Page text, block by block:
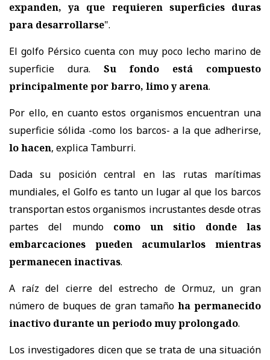
expanden, ya que requieren superficies duras
para desarrollarse".
El golfo Pérsico cuenta con muy poco lecho marino de
superficie dura. Su fondo está compuesto
principalmente por barro, limo y arena.
Por ello, en cuanto estos organismos encuentran una
superficie sólida -como los barcos- a la que adherirse,
lo hacen, explica Tamburri.
Dada su posición central en las rutas marítimas
mundiales, el Golfo es tanto un lugar al que los barcos
transportan estos organismos incrustantes desde otras
partes del mundo como un sitio donde las
embarcaciones pueden acumularlos mientras
permanecen inactivas.
A raíz del cierre del estrecho de Ormuz, un gran
número de buques de gran tamaño ha permanecido
inactivo durante un periodo muy prolongado.
Los investigadores dicen que se trata de una situación